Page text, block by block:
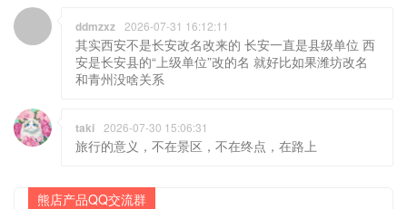
ddmzxz 2026-07-31 16:12:11
其实西安不是长安改名改来的 长安一直是县级单位 西
安是长安县的“上级单位”改的名 就好比如果潍坊改名
和青州没啥关系
taki 2026-07-30 15:06:31
旅行的意义，不在景区，不在终点，在路上
熊店产品QQ交流群